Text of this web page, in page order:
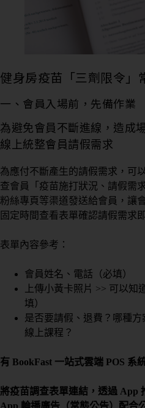
健身房疫苗「三劑限令」
一、會員入場前，先備作業
為避免會員不斷進線，造成
線上統整會員請假需求
為應付不斷產生的請假需求，可
查會員「疫苗施打狀況、請假需
粉絲專頁等渠道發送給會員，讓
固定時間查看表單確認請假需求
表單內容參考：
會員姓名、電話（必填）
上傳小黃卡照片 >> 可以知
填）
是否要請假、退費？哪種
線上課程？
有 BookFast 一站式雲端 POS 系
將疫苗調查表單連結，透過 App
App 輪播廣告（常態公告）配合